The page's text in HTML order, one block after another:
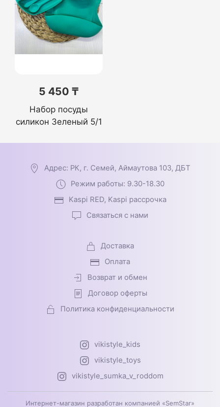
5 450 ₸
Набор посуды
силикон Зеленый 5/1
Адрес: РК, г. Семей, Аймаутова 103, ДБТ
Режим работы: 9.30-18.30
Kaspi RED, Kaspi рассрочка
Связаться с нами
Доставка
Оплата
Возврат и обмен
Договор оферты
Политика конфиденциальности
vikistyle_kids
vikistyle_toys
vikistyle_sumka_v_roddom
Интернет-магазин разработан компанией «SemStar»